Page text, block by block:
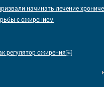
начинать лечение
с ожирением
регулятор ожирения￼